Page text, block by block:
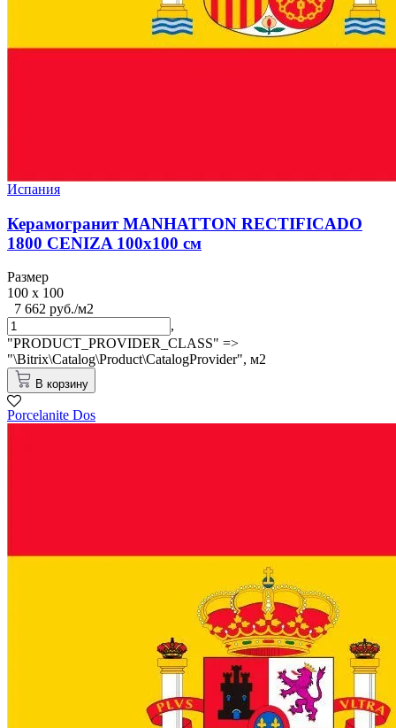
Испания
Керамогранит MANHATTON RECTIFICADO
1800 CENIZA 100x100 см
Размер
100 x 100
7 662 руб./м2
,
"PRODUCT_PROVIDER_CLASS" =>
"\Bitrix\Catalog\Product\CatalogProvider", м2
В корзину
Porcelanite Dos